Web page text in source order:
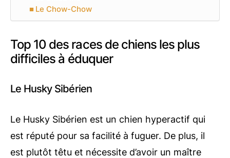
Le Chow-Chow
Top 10 des races de chiens les plus
difficiles à éduquer
Le Husky Sibérien
Le Husky Sibérien est un chien hyperactif qui
est réputé pour sa facilité à fuguer. De plus, il
est plutôt têtu et nécessite d’avoir un maître